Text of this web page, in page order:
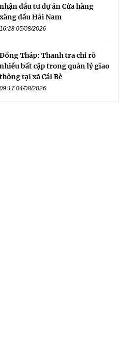
nhận đầu tư dự án Cửa hàng
xăng dầu Hải Nam
16:28 05/08/2026
Đồng Tháp: Thanh tra chỉ rõ
nhiều bất cập trong quản lý giao
thông tại xã Cái Bè
09:17 04/08/2026